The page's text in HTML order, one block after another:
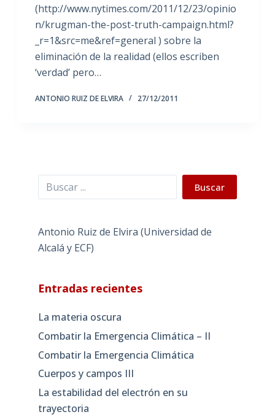
(http://www.nytimes.com/2011/12/23/opinio
n/krugman-the-post-truth-campaign.html?
_r=1&src=me&ref=general ) sobre la
eliminación de la realidad (ellos escriben
‘verdad’ pero…
ANTONIO RUIZ DE ELVIRA 27/12/2011
Buscar Buscar
Antonio Ruiz de Elvira (Universidad de
Alcalá y ECF)
Entradas recientes
La materia oscura
Combatir la Emergencia Climática – II
Combatir la Emergencia Climática
Cuerpos y campos III
La estabilidad del electrón en su
trayectoria